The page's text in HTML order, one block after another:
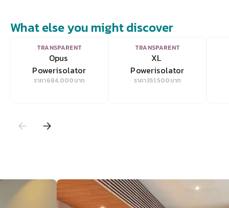
What else you might discover
VIEW
TRANSPARENT
Opus
Powerisolator
ราคา684,000บาท
VIEW
TRANSPARENT
XL
Powerisolator
ราคา351,500บาท